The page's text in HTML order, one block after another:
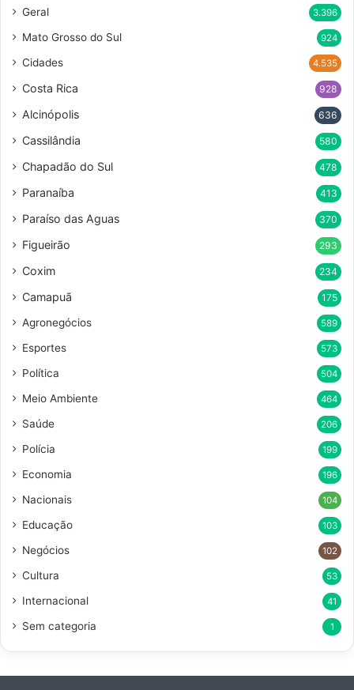
Geral 3.396
Mato Grosso do Sul 924
Cidades 4.535
Costa Rica 928
Alcinópolis 636
Cassilândia 580
Chapadão do Sul 478
Paranaíba 413
Paraíso das Aguas 370
Figueirão 293
Coxim 234
Camapuã 175
Agronegócios 589
Esportes 573
Política 504
Meio Ambiente 464
Saúde 206
Polícia 199
Economia 196
Nacionais 104
Educação 103
Negócios 102
Cultura 53
Internacional 41
Sem categoria 1